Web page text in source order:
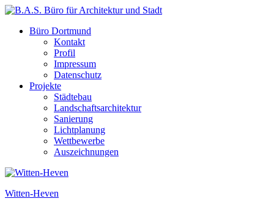
Büro Dortmund
Kontakt
Profil
Impressum
Datenschutz
Projekte
Städtebau
Landschaftsarchitektur
Sanierung
Lichtplanung
Wettbewerbe
Auszeichnungen
Witten-Heven